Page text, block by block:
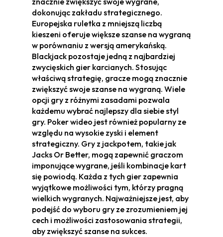
dokonując zakładu strategicznego.
Europejska ruletka z mniejszą liczbą
kieszeni oferuje większe szanse na wygraną
w porównaniu z wersją amerykańską.
Blackjack pozostaje jedną z najbardziej
zwycięskich gier karcianych. Stosując
właściwą strategię, gracze mogą znacznie
zwiększyć swoje szanse na wygraną. Wiele
opcji gry z różnymi zasadami pozwala
każdemu wybrać najlepszy dla siebie styl
gry. Poker wideo jest również popularny ze
względu na wysokie zyski i element
strategiczny. Gry z jackpotem, takie jak
Jacks Or Better, mogą zapewnić graczom
imponujące wygrane, jeśli kombinacje kart
się powiodą. Każda z tych gier zapewnia
wyjątkowe możliwości tym, którzy pragną
wielkich wygranych. Najważniejsze jest, aby
podejść do wyboru gry ze zrozumieniem jej
cech i możliwości zastosowania strategii,
aby zwiększyć szanse na sukces.